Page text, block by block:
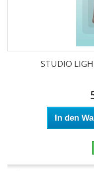
STUDIO
In den